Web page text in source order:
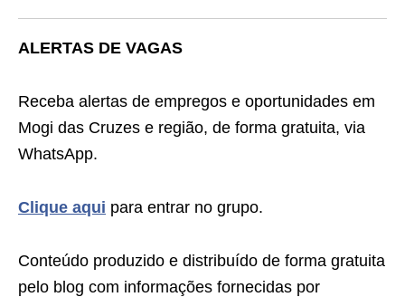
ALERTAS DE VAGAS
Receba alertas de empregos e oportunidades em
Mogi das Cruzes e região, de forma gratuita, via
WhatsApp.
Clique aqui para entrar no grupo.
Conteúdo produzido e distribuído de forma gratuita
pelo blog com informações fornecidas por